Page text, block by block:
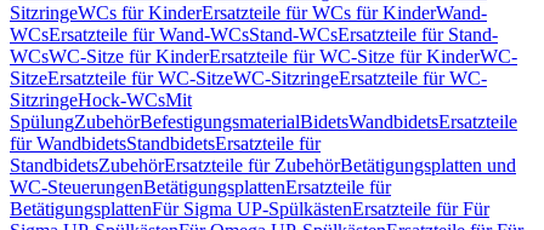
SitzringeWCs für KinderErsatzteile für WCs für KinderWand-
WCsErsatzteile für Wand-WCsStand-WCsErsatzteile für Stand-
WCsWC-Sitze für KinderErsatzteile für WC-Sitze für KinderWC-
SitzeErsatzteile für WC-SitzeWC-SitzringeErsatzteile für WC-
SitzringeHock-WCsMit
SpülungZubehörBefestigungsmaterialBidetsWandbidetsErsatzteile
für WandbidetsStandbidetsErsatzteile für
StandbidetsZubehörErsatzteile für ZubehörBetätigungsplatten und
WC-SteuerungenBetätigungsplattenErsatzteile für
BetätigungsplattenFür Sigma UP-SpülkästenErsatzteile für Für